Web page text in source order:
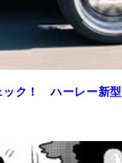
ック！ ハーレー新型